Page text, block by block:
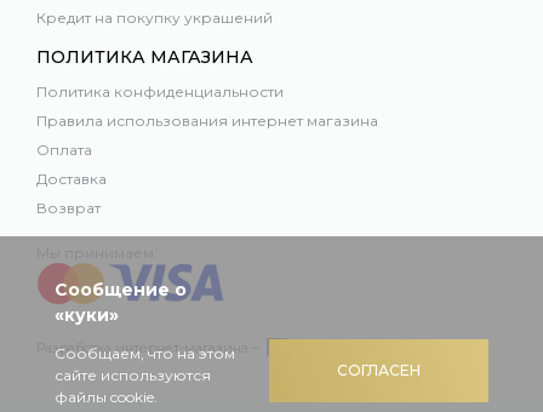
Кредит на покупку украшений
ПОЛИТИКА МАГАЗИНА
Политика конфиденциальности
Правила использования интернет магазина
Оплата
Доставка
Возврат
Разработка интернет-магазина –
СОГЛАСЕН
Сообщение о
«куки»
Сообщаем, что на этом
сайте используются
файлы cookie.